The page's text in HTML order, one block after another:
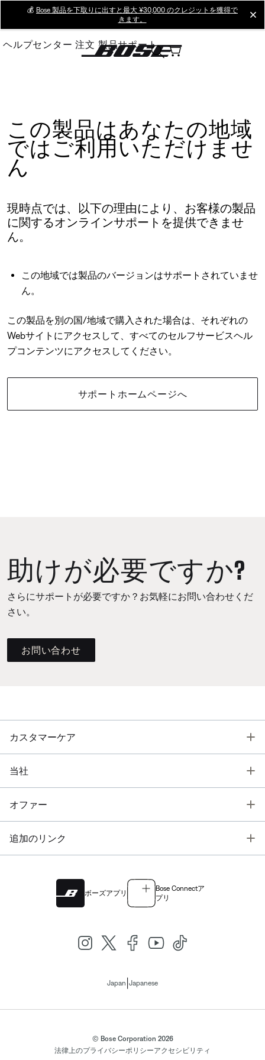
Main
💰 Bose 製品を下取りに出すと最大 ¥30,000 のクレジットを獲得で
きます。
ヘルプセンター 注文 製品サポート
この製品はあなたの地域
ではご利用いただけませ
ん
現時点では、以下の理由により、お客様の製品
に関するオンラインサポートを提供できませ
ん。
この地域では製品のバージョンはサポートされていませ
ん。
この製品を別の国/地域で購入された場合は、それぞれの
Webサイトにアクセスして、すべてのセルフサービスヘル
プコンテンツにアクセスしてください。
サポートホームページへ
助けが必要ですか?
さらにサポートが必要ですか？お気軽にお問い合わせくだ
さい。
お問い合わせ
カスタマーケア
当社
オファー
追加のリンク
ボーズアプリ
Bose Connectア
プリ
Japan Japanese
© Bose Corporation 2026
法律上のプライバシーポリシーアクセシビリティ